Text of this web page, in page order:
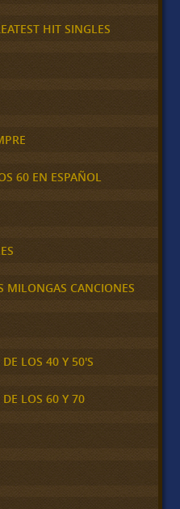
HIT SINGLES
60 EN ESPAÑOL
MILONGAS CANCIONES
LOS 40 Y 50'S
LOS 60 Y 70